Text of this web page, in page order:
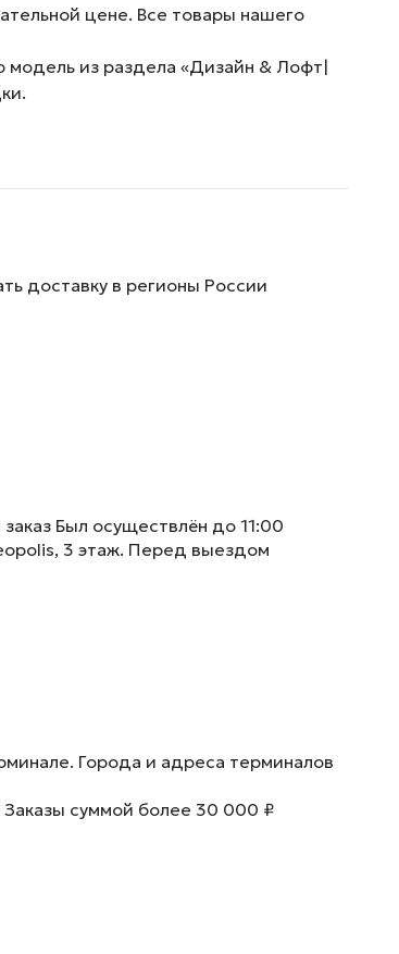
цене. Все товары нашего
модель из раздела «Дизайн & Лофт|
доставку в регионы России
Был осуществлён до 11:00
3 этаж. Перед выездом
Города и адреса терминалов
Заказы суммой более 30 000 ₽